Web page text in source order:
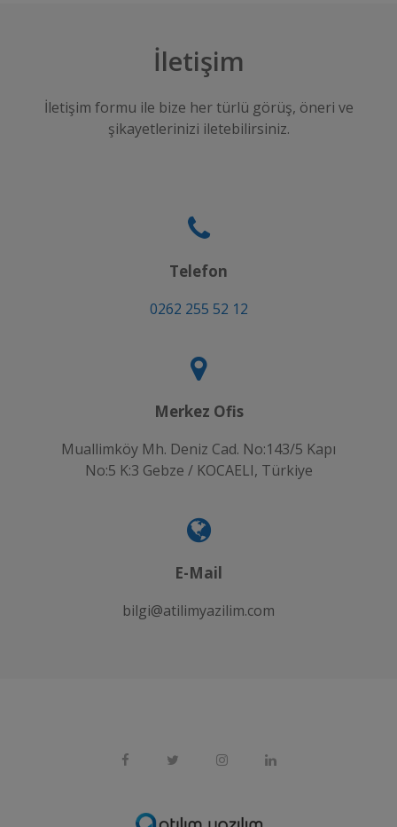
İletişim
İletişim formu ile bize her türlü görüş, öneri ve
şikayetlerinizi iletebilirsiniz.
Telefon
0262 255 52 12
Merkez Ofis
Muallimköy Mh. Deniz Cad. No:143/5 Kapı
No:5 K:3 Gebze / KOCAELI, Türkiye
E-Mail
bilgi@atilimyazilim.com